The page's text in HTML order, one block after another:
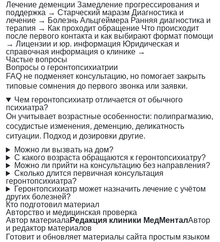
Лечение деменции Замедление прогрессирования и
поддержка → Старческий маразм Диагностика и
лечение → Болезнь Альцгеймера Ранняя диагностика и
терапия → Как проходит обращение Что происходит
после первого контакта и как выбирают формат помощи
→ Лицензии и юр. информация Юридическая и
справочная информация о клинике →
Частые вопросы
Вопросы о геронтопсихиатрии
FAQ не подменяет консультацию, но помогает закрыть
типовые сомнения до первого звонка или заявки.
Чем геронтопсихиатр отличается от обычного
психиатра?
Он учитывает возрастные особенности: полипрагмазию,
сосудистые изменения, деменцию, деликатность
ситуации. Подход и дозировки другие.
Можно ли вызвать на дом?
С какого возраста обращаются к геронтопсихиатру?
Можно ли прийти на консультацию без направления?
Сколько длится первичная консультация
геронтопсихиатра?
Геронтопсихиатр может назначить лечение с учётом
других болезней?
Кто подготовил материал
Авторство и медицинская проверка
Автор материала Редакция клиники МедМенталАвтор
и редактор материалов
Готовит и обновляет материалы сайта простым языком